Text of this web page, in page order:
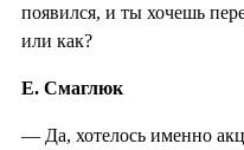
появился, и ты хочешь
или как?
Е. Смаглюк
— Да, хотелось именно